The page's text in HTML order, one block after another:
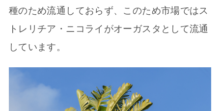
種のため流通しておらず、このため市場ではス
トレリチア・ニコライがオーガスタとして流通
しています。